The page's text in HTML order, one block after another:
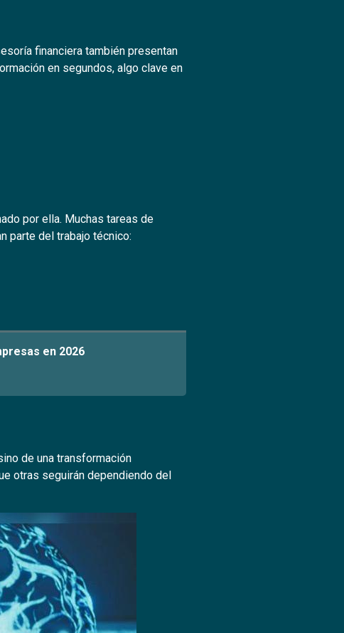
financiera también presentan
en segundos, algo clave en
por ella. Muchas tareas de
parte del trabajo técnico:
en 2026
de una transformación
otras seguirán dependiendo del